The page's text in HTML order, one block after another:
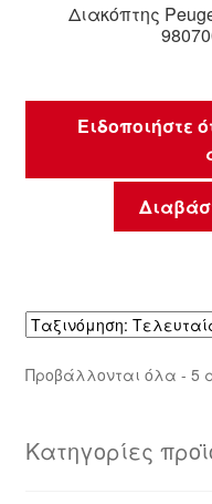
Διακόπτης
Ειδοποιήστε
Προβάλλονται όλα - 5
Κατηγορίες